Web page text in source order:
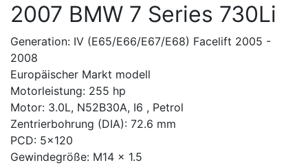
2007 BMW 7 Series 730Li
Generation: IV (E65/E66/E67/E68) Facelift 2005 -
2008
Europäischer Markt modell
Motorleistung: 255 hp
Motor: 3.0L, N52B30A, I6 , Petrol
Zentrierbohrung (DIA): 72.6 mm
PCD: 5x120
Gewindegröße: M14 x 1.5